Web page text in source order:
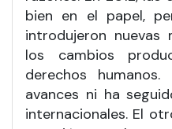
bien en el papel,
introdujeron nuevas
los cambios
derechos
avances ni ha
internacionales. El